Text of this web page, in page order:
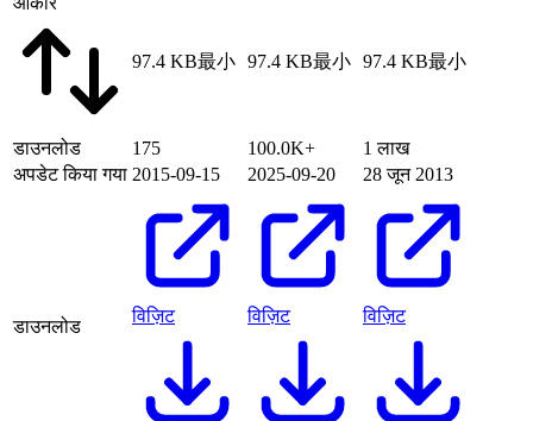
97.4 KB最小 97.4 KB最小 97.4 KB最小
डाउनलोड 175 100.0K+
1 लाख
अपडेट किया गया 2015-09-15 2025-09-20 28 जून 2013
डाउनलोड
विज़िट विज़िट विज़िट